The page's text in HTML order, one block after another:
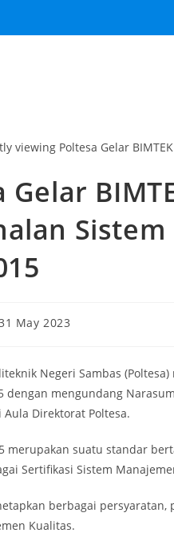
Gelar
May 2023
Negeri Sambas
dengan mengundang
Aula Direktorat Poltesa.
merupakan suatu standar
Sertifikasi Sistem
berbagai
Kualitas.